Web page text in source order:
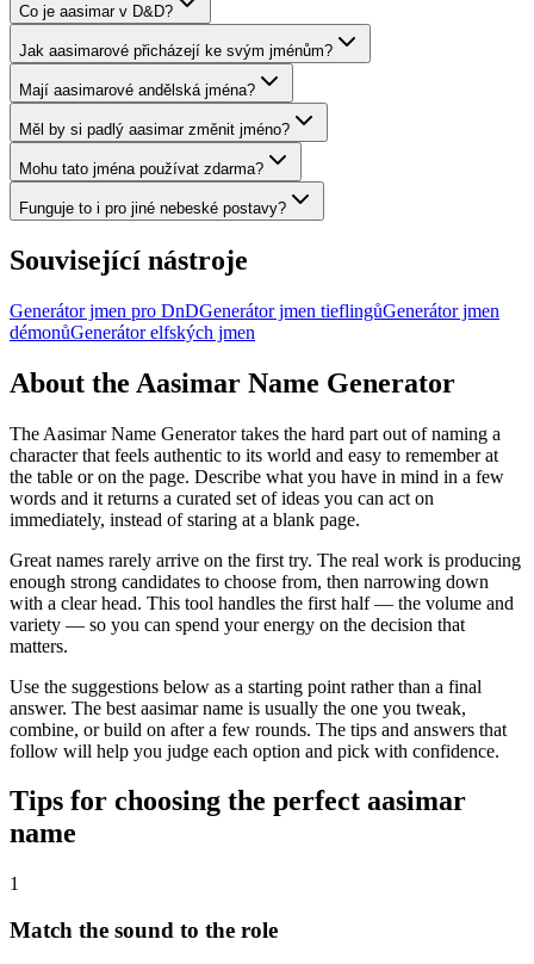
Co je aasimar v D&D?
Jak aasimarové přicházejí ke svým jménům?
Mají aasimarové andělská jména?
Měl by si padlý aasimar změnit jméno?
Mohu tato jména používat zdarma?
Funguje to i pro jiné nebeské postavy?
Související nástroje
Generátor jmen pro DnDGenerátor jmen tieflingůGenerátor jmen
démonůGenerátor elfských jmen
About the Aasimar Name Generator
The Aasimar Name Generator takes the hard part out of naming a
character that feels authentic to its world and easy to remember at
the table or on the page. Describe what you have in mind in a few
words and it returns a curated set of ideas you can act on
immediately, instead of staring at a blank page.
Great names rarely arrive on the first try. The real work is producing
enough strong candidates to choose from, then narrowing down
with a clear head. This tool handles the first half — the volume and
variety — so you can spend your energy on the decision that
matters.
Use the suggestions below as a starting point rather than a final
answer. The best aasimar name is usually the one you tweak,
combine, or build on after a few rounds. The tips and answers that
follow will help you judge each option and pick with confidence.
Tips for choosing the perfect aasimar
name
1
Match the sound to the role